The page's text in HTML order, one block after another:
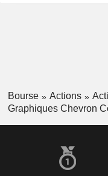
Bourse Actions
Graphiques Chevron